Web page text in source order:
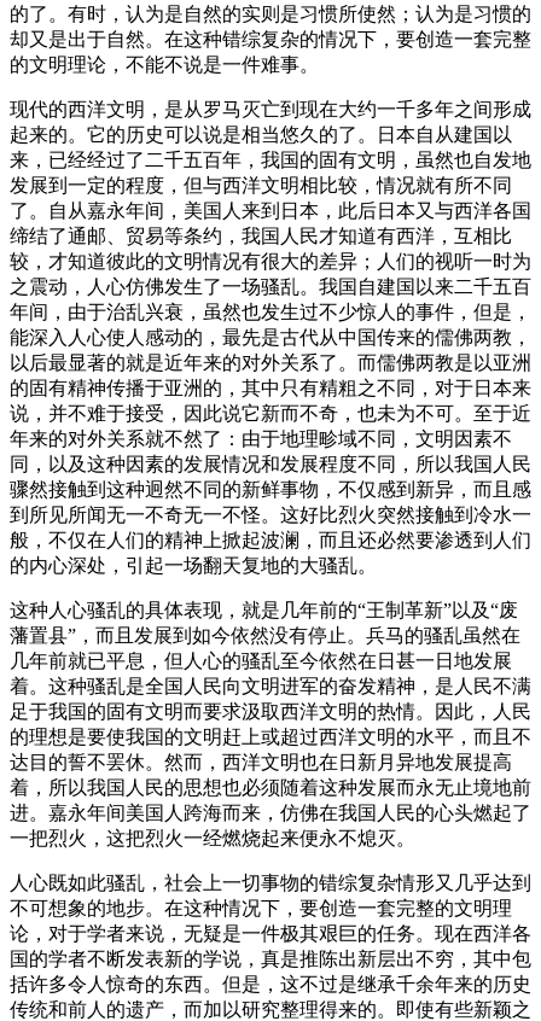
的了。有时，认为是自然的实则是习惯所使然；认为是习惯的
却又是出于自然。在这种错综复杂的情况下，要创造一套完整
的文明理论，不能不说是一件难事。
现代的西洋文明，是从罗马灭亡到现在大约一千多年之间形成
起来的。它的历史可以说是相当悠久的了。日本自从建国以
来，已经经过了二千五百年，我国的固有文明，虽然也自发地
发展到一定的程度，但与西洋文明相比较，情况就有所不同
了。自从嘉永年间，美国人来到日本，此后日本又与西洋各国
缔结了通邮、贸易等条约，我国人民才知道有西洋，互相比
较，才知道彼此的文明情况有很大的差异；人们的视听一时为
之震动，人心仿佛发生了一场骚乱。我国自建国以来二千五百
年间，由于治乱兴衰，虽然也发生过不少惊人的事件，但是，
能深入人心使人感动的，最先是古代从中国传来的儒佛两教，
以后最显著的就是近年来的对外关系了。而儒佛两教是以亚洲
的固有精神传播于亚洲的，其中只有精粗之不同，对于日本来
说，并不难于接受，因此说它新而不奇，也未为不可。至于近
年来的对外关系就不然了：由于地理畛域不同，文明因素不
同，以及这种因素的发展情况和发展程度不同，所以我国人民
骤然接触到这种迥然不同的新鲜事物，不仅感到新异，而且感
到所见所闻无一不奇无一不怪。这好比烈火突然接触到冷水一
般，不仅在人们的精神上掀起波澜，而且还必然要渗透到人们
的内心深处，引起一场翻天复地的大骚乱。
这种人心骚乱的具体表现，就是几年前的“王制革新”以及“废
藩置县”，而且发展到如今依然没有停止。兵马的骚乱虽然在
几年前就已平息，但人心的骚乱至今依然在日甚一日地发展
着。这种骚乱是全国人民向文明进军的奋发精神，是人民不满
足于我国的固有文明而要求汲取西洋文明的热情。因此，人民
的理想是要使我国的文明赶上或超过西洋文明的水平，而且不
达目的誓不罢休。然而，西洋文明也在日新月异地发展提高
着，所以我国人民的思想也必须随着这种发展而永无止境地前
进。嘉永年间美国人跨海而来，仿佛在我国人民的心头燃起了
一把烈火，这把烈火一经燃烧起来便永不熄灭。
人心既如此骚乱，社会上一切事物的错综复杂情形又几乎达到
不可想象的地步。在这种情况下，要创造一套完整的文明理
论，对于学者来说，无疑是一件极其艰巨的任务。现在西洋各
国的学者不断发表新的学说，真是推陈出新层出不穷，其中包
括许多令人惊奇的东西。但是，这不过是继承千余年来的历史
传统和前人的遗产，而加以研究整理得来的。即使有些新颖之